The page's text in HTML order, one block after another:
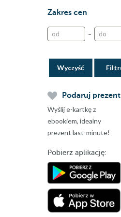
Zakres cen
–
Wyczyść
Podaruj prezent
Wyślij e-kartkę z
ebookiem, idealny
prezent last-minute!
Pobierz aplikację: